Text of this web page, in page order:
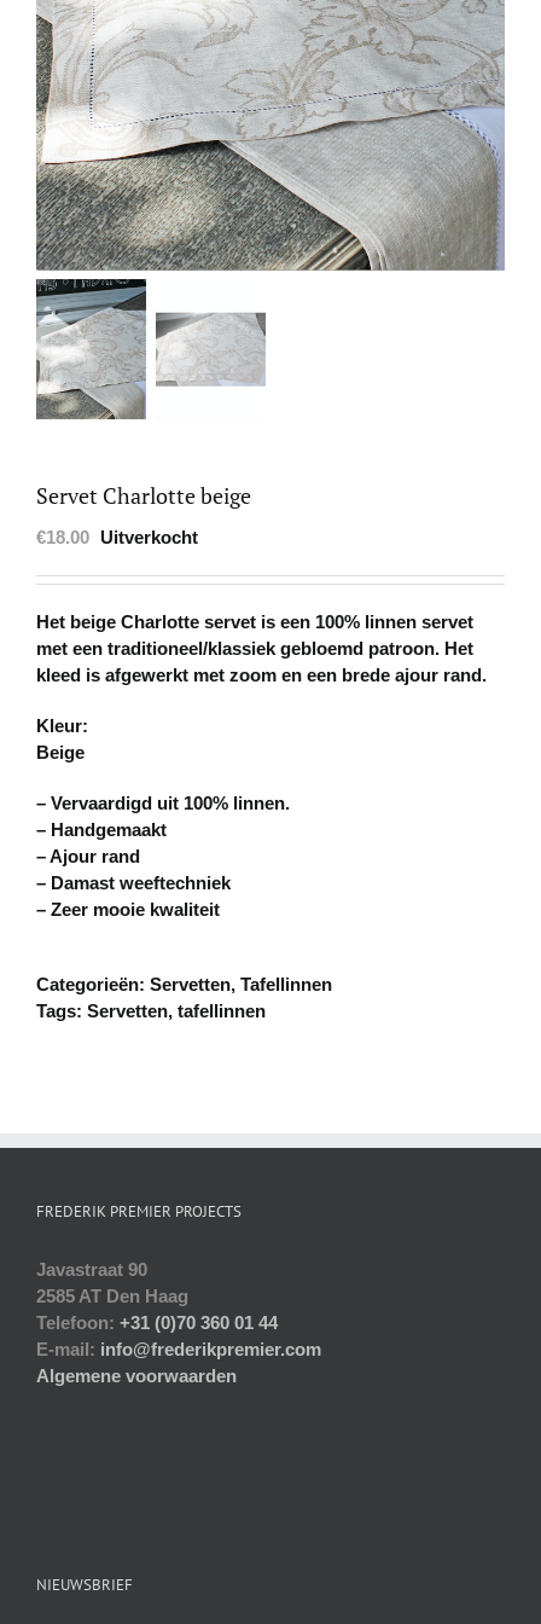
Servet Charlotte beige
€18.00 Uitverkocht
Het beige Charlotte servet is een 100% linnen servet
met een traditioneel/klassiek gebloemd patroon. Het
kleed is afgewerkt met zoom en een brede ajour rand.
Kleur:
Beige
– Vervaardigd uit 100% linnen.
– Handgemaakt
– Ajour rand
– Damast weeftechniek
– Zeer mooie kwaliteit
Categorieën: Servetten, Tafellinnen
Tags: Servetten, tafellinnen
FREDERIK PREMIER PROJECTS
Javastraat 90
2585 AT Den Haag
Telefoon: +31 (0)70 360 01 44
E-mail: info@frederikpremier.com
Algemene voorwaarden
NIEUWSBRIEF